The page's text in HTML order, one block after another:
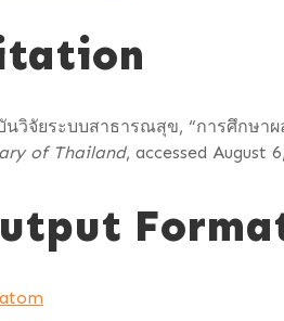
นวิจัยระบบสาธารณสุข, “การศึกษา
of Thailand, accessed August
atom